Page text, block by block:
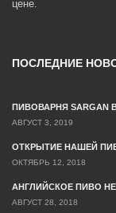
цене.
ПОСЛЕДНИЕ
ПИВОВАРНЯ SARGAN
АВГУСТ 3, 2019
ОТКРЫТИЕ НАШЕЙ
ОКТЯБРЬ 12, 2018
АНГЛИЙСКОЕ ПИВО
АВГУСТ 28, 2018